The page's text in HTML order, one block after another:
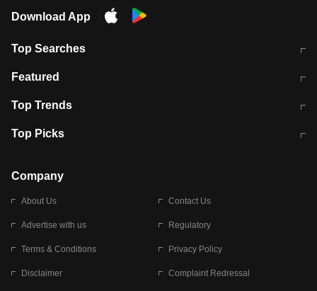
Download App
Top Searches
मुंबई में लगे 'जेन जी' के पोस्टर, लिखा- 'मैं
Featured
10 अगस्त को विधानसभा का घेराव करेंगे
Top Trends
RBI का नया नियम: अब बैंकों को अपनी सभी
Top Picks
बारिश की चेतावनी
Company
About Us Contact Us
Advertise with us Regulatory
Terms & Conditions Privacy Policy
Disclaimer Complaint Redressal